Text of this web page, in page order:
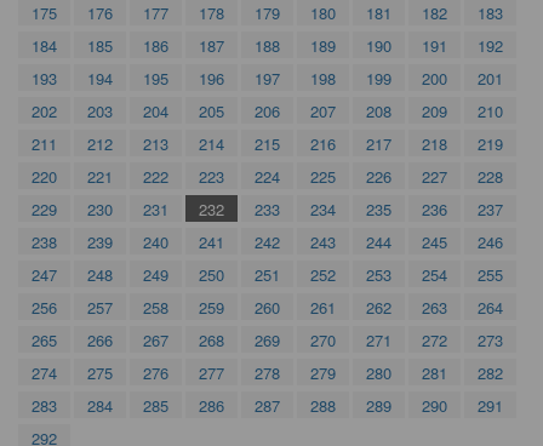
175
176 177 178 179 180 181 182
183
184
185 186 187 188 189 190 191
192
193
194 195 196 197 198 199 200
201
202
203 204 205 206 207 208 209
210
211
212 213 214 215 216 217 218
219
220
221 222 223 224 225 226 227
228
229
230 231 232 233 234 235 236
237
238
239 240 241 242 243 244 245
246
247
248 249 250 251 252 253 254
255
256
257 258 259 260 261 262 263
264
265
266 267 268 269 270 271 272
273
274
275 276 277 278 279 280 281
282
283
284 285 286 287 288 289 290
291
292